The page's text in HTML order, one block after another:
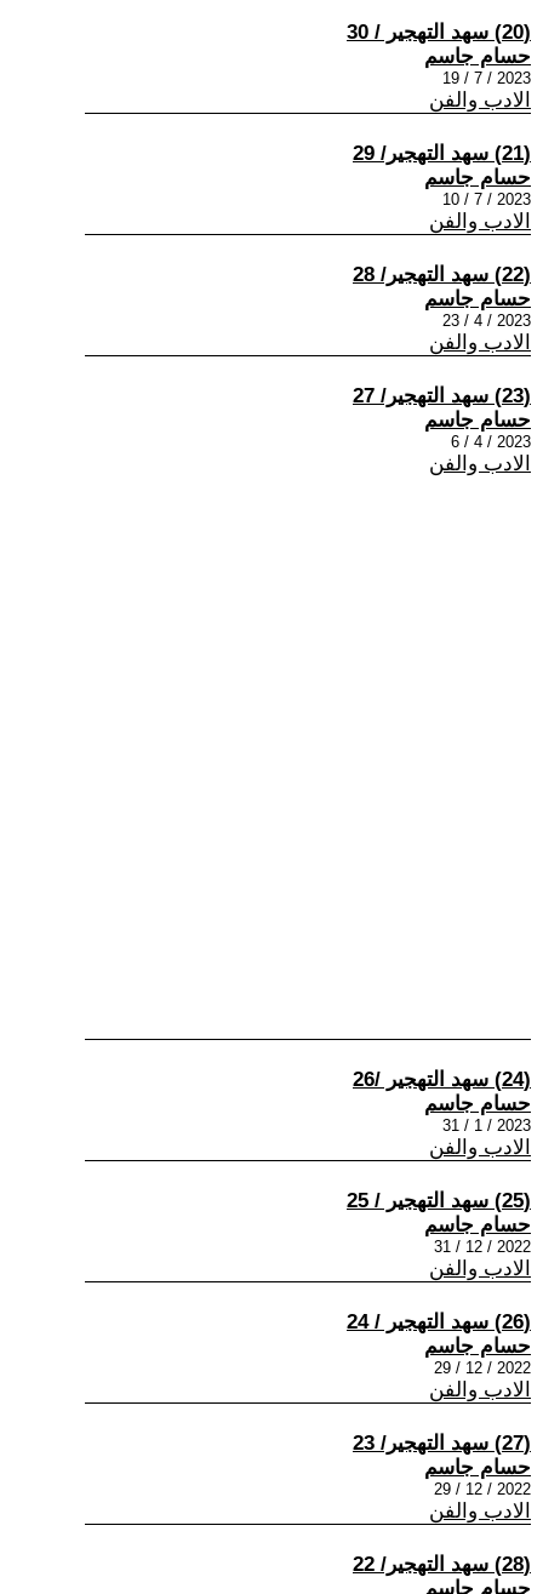
(20) سهد التهجير / 30
حسام جاسم
2023 / 7 / 19
الادب والفن
(21) سهد التهجير/ 29
حسام جاسم
2023 / 7 / 10
الادب والفن
(22) سهد التهجير/ 28
حسام جاسم
2023 / 4 / 23
الادب والفن
(23) سهد التهجير/ 27
حسام جاسم
2023 / 4 / 6
الادب والفن
(24) سهد التهجير /26
حسام جاسم
2023 / 1 / 31
الادب والفن
(25) سهد التهجير / 25
حسام جاسم
2022 / 12 / 31
الادب والفن
(26) سهد التهجير / 24
حسام جاسم
2022 / 12 / 29
الادب والفن
(27) سهد التهجير/ 23
حسام جاسم
2022 / 12 / 29
الادب والفن
(28) سهد التهجير/ 22
حسام جاسم